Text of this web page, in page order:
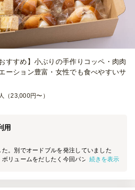
すすめ】小ぶりの手作りコッペ・肉肉
ーション豊富・女性でも食べやすいサ
（23,000円〜）
用
。別でオードブルを発注していました
リュームをだしたく今回パンを追加で手
遠慮しましたが。しかしどの具材もおし
続きを表示